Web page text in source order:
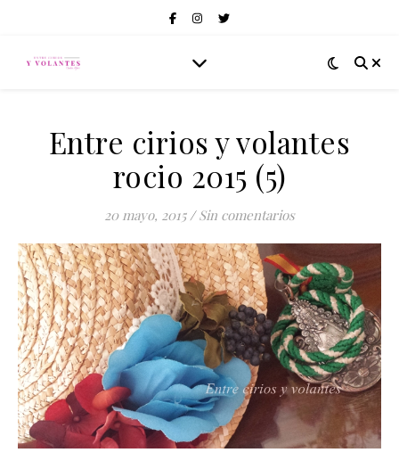
Entre cirios y volantes
rocio 2015 (5)
20 mayo, 2015 / Sin comentarios